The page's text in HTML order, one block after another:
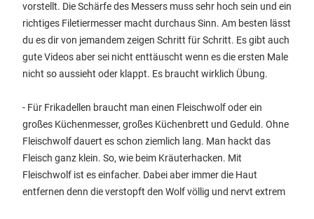
vorstellt. Die Schärfe des Messers muss sehr hoch sein und ein
richtiges Filetiermesser macht durchaus Sinn. Am besten lässt
du es dir von jemandem zeigen Schritt für Schritt. Es gibt auch
gute Videos aber sei nicht enttäuscht wenn es die ersten Male
nicht so aussieht oder klappt. Es braucht wirklich Übung.
- Für Frikadellen braucht man einen Fleischwolf oder ein
großes Küchenmesser, großes Küchenbrett und Geduld. Ohne
Fleischwolf dauert es schon ziemlich lang. Man hackt das
Fleisch ganz klein. So, wie beim Kräuterhacken. Mit
Fleischwolf ist es einfacher. Dabei aber immer die Haut
entfernen denn die verstopft den Wolf völlig und nervt extrem